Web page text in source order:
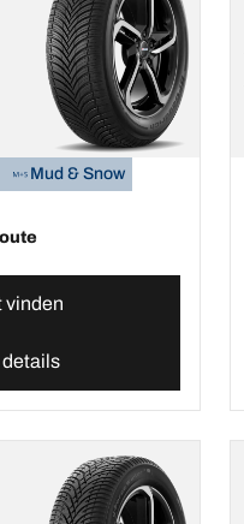
Mud & Snow
vinden
details